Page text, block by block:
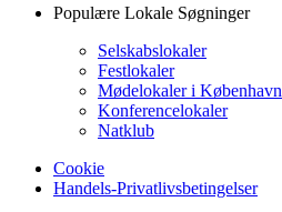
Populære Lokale Søgninger
Selskabslokaler
Festlokaler
Mødelokaler i København
Konferencelokaler
Natklub
Cookie
Handels-Privatlivsbetingelser